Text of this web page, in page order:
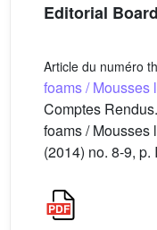
Editorial Board
Article du numéro
foams /
Comptes
foams / Mousses
(2014) no. 8-9, p.